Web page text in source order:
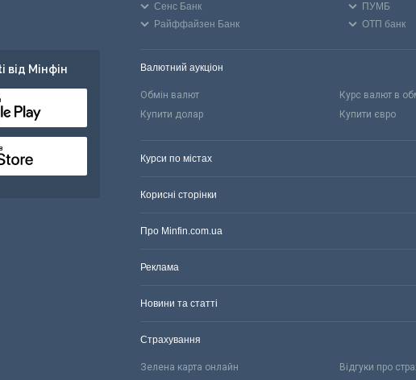
від Мінфін
Сенс Банк
ПУМБ
Райффайзен Банк
ОТП банк
Валютний аукціон
Обмін валют Курс валют в
Купити долар
Купити євро
Курси по містах
Корисні сторінки
Про Minfin.com.ua
Реклама
Новини та статті
Страхування
Зелена карта онлайн Відгуки про